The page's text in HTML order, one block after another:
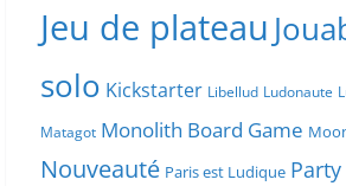
Jeu de plateau
solo Kickstarter Libellud Ludonaute
Matagot Monolith Board Game
Nouveauté Paris est Ludique